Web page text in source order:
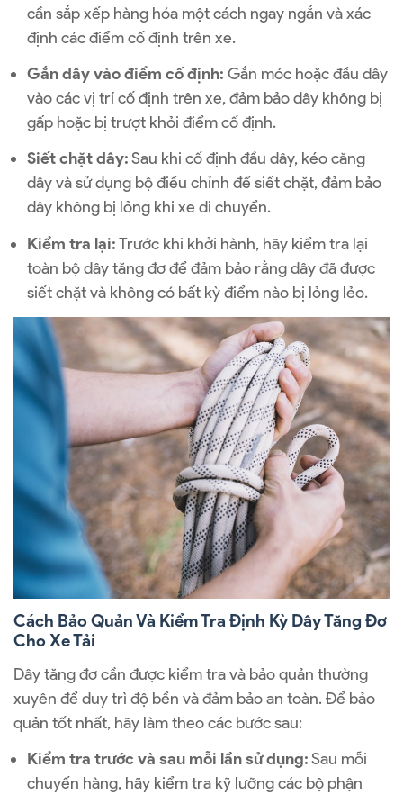
cần sắp xếp hàng hóa một cách ngay ngắn và xác
định các điểm cố định trên xe.
Gắn dây vào điểm cố định: Gắn móc hoặc đầu dây
vào các vị trí cố định trên xe, đảm bảo dây không bị
gấp hoặc bị trượt khỏi điểm cố định.
Siết chặt dây:Sau khi cố định đầu dây, kéo căng
dây và sử dụng bộ điều chỉnh để siết chặt, đảm bảo
dây không bị lỏng khi xe di chuyển.
Kiểm tra lại:Trước khi khởi hành, hãy kiểm tra lại
toàn bộ dây tăng đơ để đảm bảo rằng dây đã được
siết chặt và không có bất kỳ điểm nào bị lỏng lẻo.
Cách Bảo Quản Và Kiểm Tra Định Kỳ Dây Tăng Đơ
Cho Xe Tải
Dây tăng đơ cần được kiểm tra và bảo quản thường
xuyên để duy trì độ bền và đảm bảo an toàn. Để bảo
quản tốt nhất, hãy làm theo các bước sau:
Kiểm tra trước và sau mỗi lần sử dụng:Sau mỗi
chuyến hàng, hãy kiểm tra kỹ lưỡng các bộ phận